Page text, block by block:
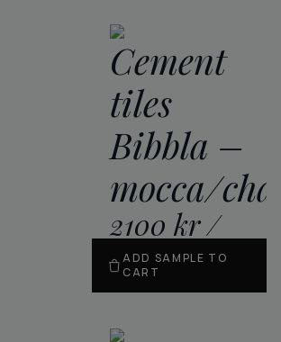
Cement
tiles
Bibbla –
mocca/
2100 kr/
m2
ADD SAMPLE TO
CART